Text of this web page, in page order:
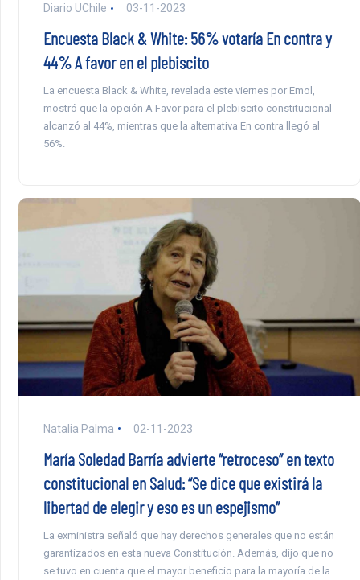
Diario UChile 03-11-2023
Encuesta Black & White: 56% votaría En contra y
44% A favor en el plebiscito
La encuesta Black & White, revelada este viernes por Emol,
mostró que la opción A Favor para el plebiscito constitucional
alcanzó al 44%, mientras que la alternativa En contra llegó al
56%.
Natalia Palma 02-11-2023
María Soledad Barría advierte “retroceso” en texto
constitucional en Salud: “Se dice que existirá la
libertad de elegir y eso es un espejismo”
La exministra señaló que hay derechos generales que no están
garantizados en esta nueva Constitución. Además, dijo que no
se tuvo en cuenta que el mayor beneficio para la mayoría de la